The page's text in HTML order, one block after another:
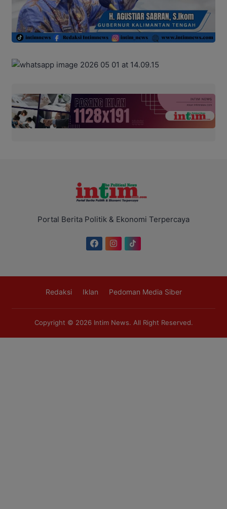
Portal Berita Politik & Ekonomi Terpercaya
Redaksi Iklan Pedoman Media Siber
Copyright © 2026 Intim News. All Right Reserved.